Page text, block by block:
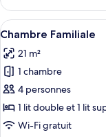
lits
jumeaux
le
type
de
Chambre
avec
lits
jumeaux
Afficher
toutes
les
photos
pour
ce
type
3
Chambre Familiale
21 m²
1 chambre
4 personnes
1 lit double et 1 lit
Wi-Fi gratuit